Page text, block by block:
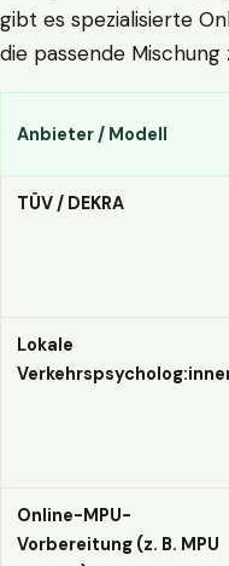
gibt es spezialisierte
die passende Mischung
Anbieter / Modell
TÜV / DEKRA
Lokale
Online-MPU-
Vorbereitung (z. B. MPU